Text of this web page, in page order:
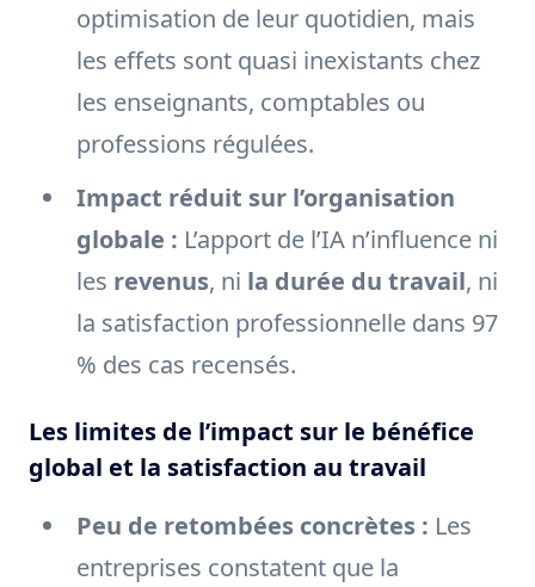
optimisation de leur quotidien, mais
les effets sont quasi inexistants chez
les enseignants, comptables ou
professions régulées.
Impact réduit sur l’organisation
globale : L’apport de l’IA n’influence ni
les revenus, ni la durée du travail, ni
la satisfaction professionnelle dans 97
% des cas recensés.
Les limites de l’impact sur le bénéfice
global et la satisfaction au travail
Peu de retombées concrètes : Les
entreprises constatent que la